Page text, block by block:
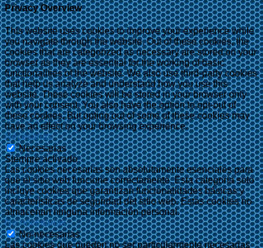
Privacy Overview
This website uses cookies to improve your experience while
you navigate through the website. Out of these cookies, the
cookies that are categorized as necessary are stored on your
browser as they are essential for the working of basic
functionalities of the website. We also use third-party cookies
that help us analyze and understand how you use this
website. These cookies will be stored in your browser only
with your consent. You also have the option to opt-out of
these cookies. But opting out of some of these cookies may
have an effect on your browsing experience.
Necesarias
Necesarias
Siempre activado
Las cookies necesarias son absolutamente esenciales para
que el sitio web funcione correctamente. Esta categoría solo
incluye cookies que garantizan funcionalidades básicas y
características de seguridad del sitio web. Estas cookies no
almacenan ninguna información personal.
No-necesarias
No-necesarias
Las cookies que pueden no ser particularmente necesarias